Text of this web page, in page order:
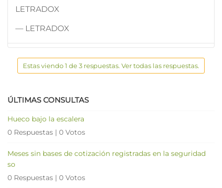
LETRADOX
— LETRADOX
Estas viendo 1 de 3 respuestas. Ver todas las respuestas.
ÚLTIMAS CONSULTAS
Hueco bajo la escalera
0 Respuestas | 0 Votos
Meses sin bases de cotización registradas en la seguridad
so
0 Respuestas | 0 Votos